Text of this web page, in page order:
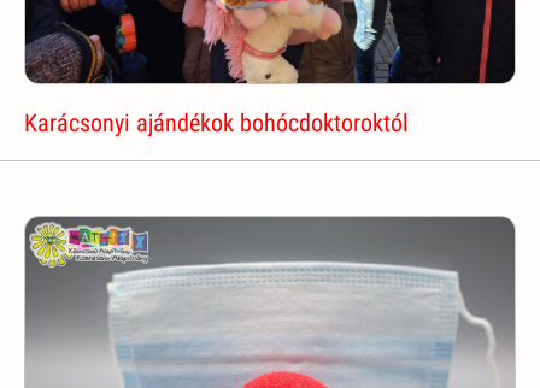
Karácsonyi ajándékok bohócdoktoroktól